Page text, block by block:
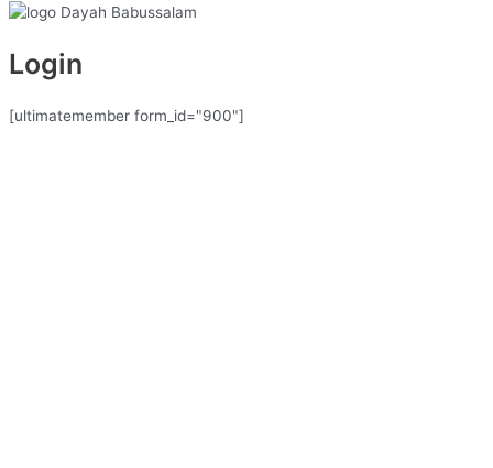
Login
[ultimatemember form_id="900"]